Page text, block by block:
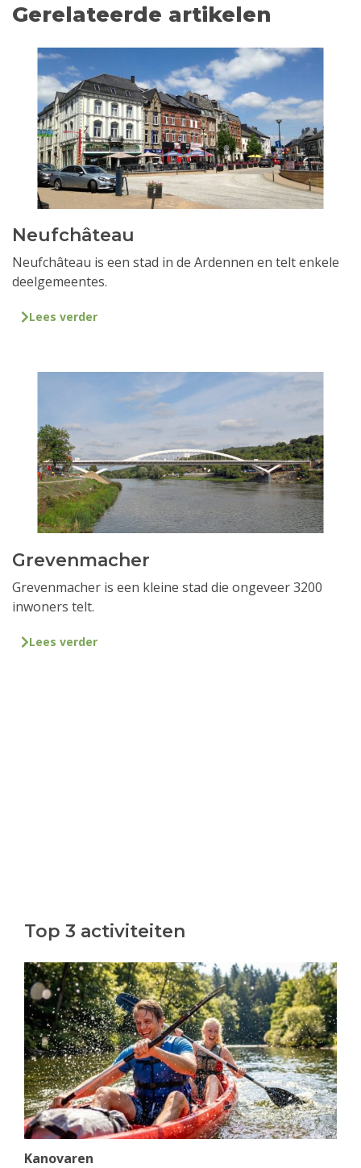
Gerelateerde artikelen
Neufchâteau
Neufchâteau is een stad in de Ardennen en telt enkele
deelgemeentes.
Lees verder
Grevenmacher
Grevenmacher is een kleine stad die ongeveer 3200
inwoners telt.
Lees verder
Top 3 activiteiten
Kanovaren